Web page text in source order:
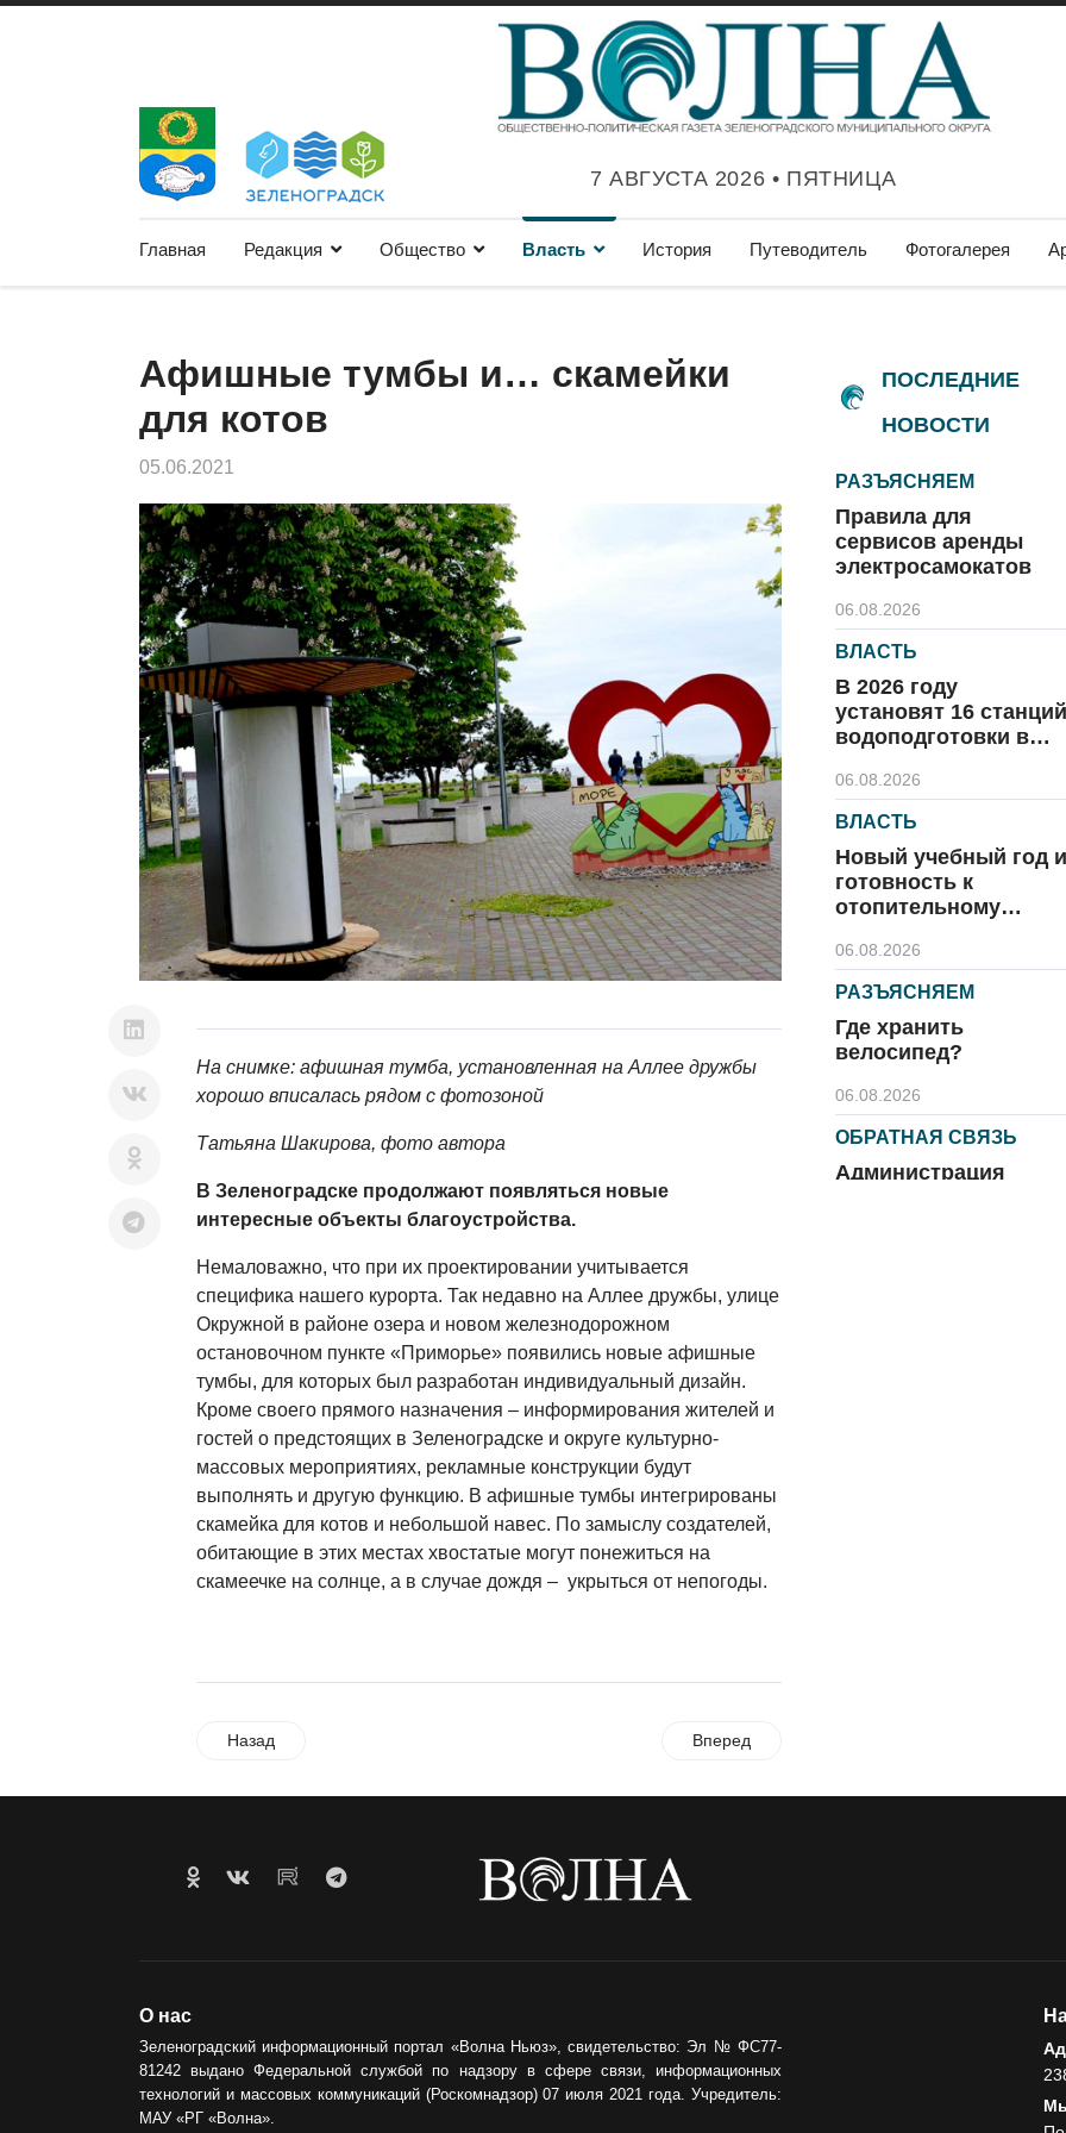
7 АВГУСТА 2026 • ПЯТНИЦА
Главная Редакция Общество Власть История Путеводитель Фотогалерея
Афишные тумбы и… скамейки
для котов
05.06.2021
На снимке: афишная тумба, установленная на Аллее дружбы
хорошо вписалась рядом с фотозоной
Татьяна Шакирова, фото автора
В Зеленоградске продолжают появляться новые
интересные объекты благоустройства.
Немаловажно, что при их проектировании учитывается
специфика нашего курорта. Так недавно на Аллее дружбы, улице
Окружной в районе озера и новом железнодорожном
остановочном пункте «Приморье» появились новые афишные
тумбы, для которых был разработан индивидуальный дизайн.
Кроме своего прямого назначения – информирования жителей и
гостей о предстоящих в Зеленоградске и округе культурно-
массовых мероприятиях, рекламные конструкции будут
выполнять и другую функцию. В афишные тумбы интегрированы
скамейка для котов и небольшой навес. По замыслу создателей,
обитающие в этих местах хвостатые могут понежиться на
скамеечке на солнце, а в случае дождя – укрыться от непогоды.
Назад Вперед
ПОСЛЕДНИЕ
НОВОСТИ
РАЗЪЯСНЯЕМ
Правила для
сервисов аренды
электросамокатов
06.08.2026
ВЛАСТЬ
В 2026 году
установят 16 станций
водоподготовки в
06.08.2026
ВЛАСТЬ
Новый учебный год и
готовность к
отопительному
06.08.2026
РАЗЪЯСНЯЕМ
Где хранить
велосипед?
06.08.2026
ОБРАТНАЯ СВЯЗЬ
Администрация
О нас
Зеленоградский информационный портал «Волна Ньюз», свидетельство: Эл № ФС77-
81242 выдано Федеральной службой по надзору в сфере связи, информационных
технологий и массовых коммуникаций (Роскомнадзор) 07 июля 2021 года. Учредитель:
МАУ «РГ «Волна».